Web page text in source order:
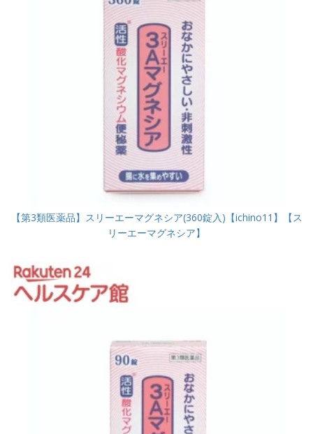
【第3類医薬品】スリーエーマグネシア(360錠入)【ichino11】【ス
リーエーマグネシア】